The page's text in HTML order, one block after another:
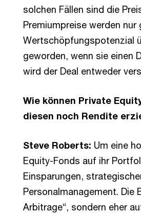
solchen Fällen sind die
Premiumpreise werden
Wertschöpfungspotenzial
geworden, wenn sie einen
wird der Deal entweder
Wie können Private
diesen noch Rendite
Steve Roberts: Um eine
Equity-Fonds auf ihr
Einsparungen,
Personalmanagement. Die
Arbitrage“, sondern eher